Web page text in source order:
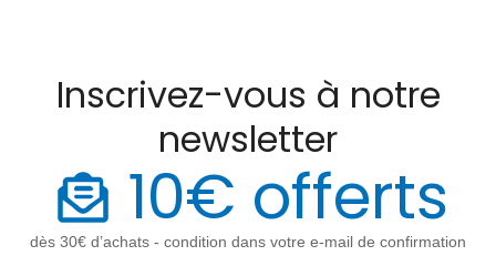
Inscrivez-vous à notre
newsletter
10€ offerts
dès 30€ d’achats - condition dans votre e-mail de confirmation